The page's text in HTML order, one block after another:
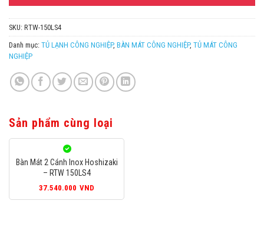
SKU: RTW-150LS4
Danh mục: TỦ LẠNH CÔNG NGHIỆP, BÀN MÁT CÔNG NGHIỆP, TỦ MÁT CÔNG
NGHIỆP
Sản phẩm cùng loại
Bàn Mát 2 Cánh Inox Hoshizaki
– RTW 150LS4
37.540.000 VND